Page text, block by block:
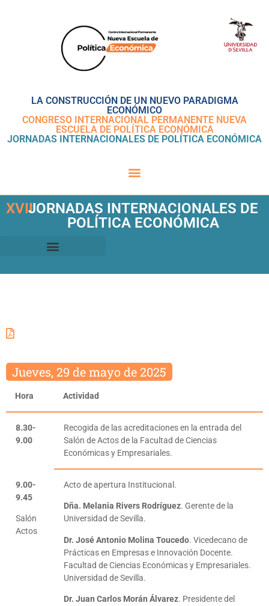
LA CONSTRUCCIÓN DE UN NUEVO PARADIGMA
ECONÓMICO
CONGRESO INTERNACIONAL PERMANENTE NUEVA
ESCUELA DE POLÍTICA ECONÓMICA
JORNADAS INTERNACIONALES DE POLÍTICA ECONÓMICA
XVIIJORNADAS INTERNACIONALES DE
POLÍTICA ECONÓMICA
Jueves, 29 de mayo de 2025
Hora Actividad
8.30-
9.00
Recogida de las acreditaciones en la entrada del
Salón de Actos de la Facultad de Ciencias
Económicas y Empresariales.
9.00-
9.45
Salón
Actos
Acto de apertura Institucional.
Dña. Melania Rivers Rodríguez. Gerente de la
Universidad de Sevilla.
Dr. José Antonio Molina Toucedo. Vicedecano de
Prácticas en Empresas e Innovación Docente.
Facultad de Ciencias Económicas y Empresariales.
Universidad de Sevilla.
Dr. Juan Carlos Morán Álvarez. Presidente del